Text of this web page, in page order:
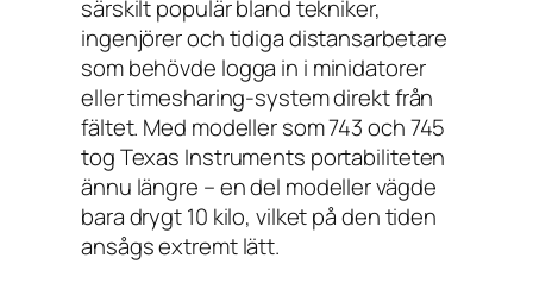
särskilt populär bland tekniker,
ingenjörer och tidiga distansarbetare
som behövde logga in i minidatorer
eller timesharing-system direkt från
fältet. Med modeller som 743 och 745
tog Texas Instruments portabiliteten
ännu längre – en del modeller vägde
bara drygt 10 kilo, vilket på den tiden
ansågs extremt lätt.